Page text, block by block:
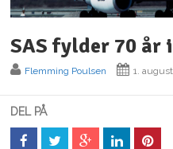
SAS fylder 70 år
Flemming Poulsen 1.
DEL PÅ